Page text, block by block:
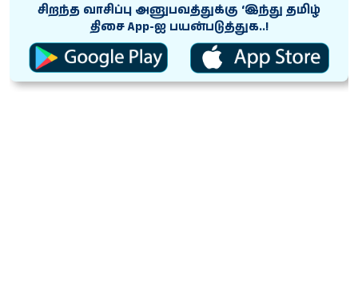
சிறந்த வாசிப்பு அனுபவத்துக்கு ‘இந்து தமிழ்
திசை App-ஐ பயன்படுத்துக..!